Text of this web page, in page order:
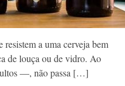
a uma cerveja bem
de louça ou de vidro. Ao
––, não passa […]